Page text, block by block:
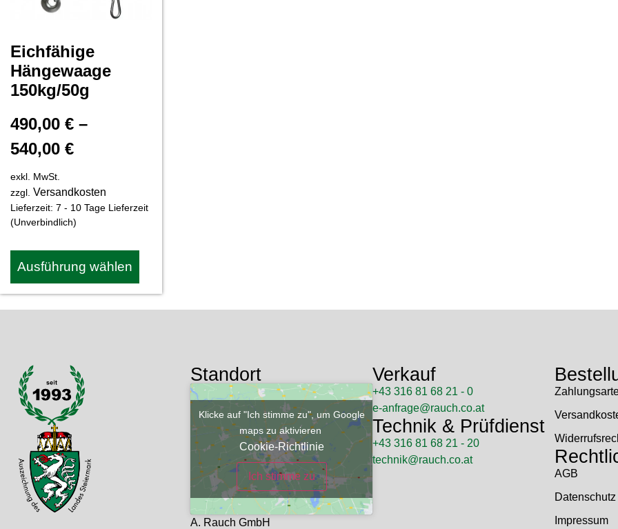
Eichfähige
Hängewaage
150kg/50g
490,00 € –
540,00 €
exkl. MwSt.
zzgl. Versandkosten
Lieferzeit: 7 - 10 Tage Lieferzeit
(Unverbindlich)
Ausführung wählen
Standort
Klicke auf "Ich stimme zu", um Google
maps zu aktivieren
Cookie-Richtlinie
Ich stimme zu
A. Rauch GmbH
Verkauf
+43 316 81 68 21 - 0
e-anfrage@rauch.co.at
Technik & Prüfdienst
+43 316 81 68 21 - 20
technik@rauch.co.at
AGB
Datenschutz
Impressum